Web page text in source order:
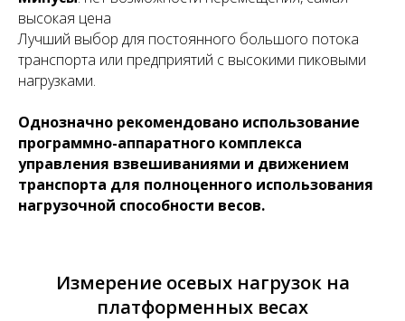
высокая цена
Лучший выбор для постоянного большого потока
транспорта или предприятий с высокими пиковыми
нагрузками.
Однозначно рекомендовано использование
программно-аппаратного комплекса
управления взвешиваниями и движением
транспорта для полноценного использования
нагрузочной способности весов.
Измерение осевых нагрузок на
платформенных весах